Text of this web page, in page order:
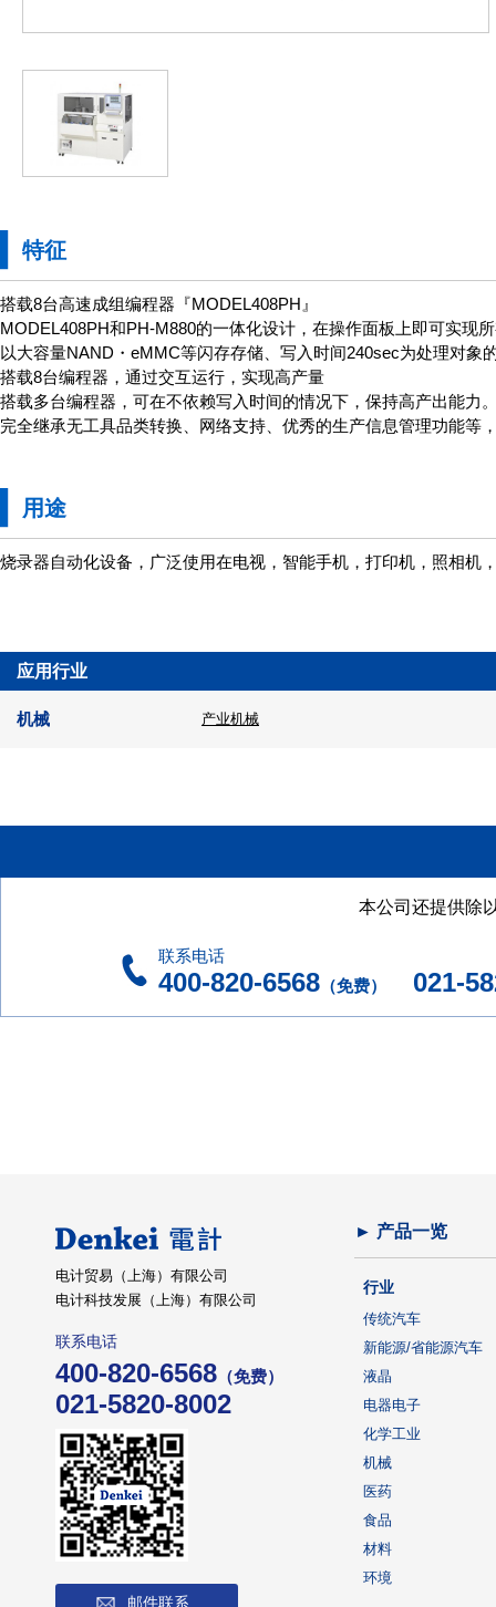
特征
搭载8台高速成组编程器『MODEL408PH』
MODEL408PH和PH-M880的一体化设计，在操作面板上即可实现
以大容量NAND・eMMC等闪存存储、写入时间240sec为处理对象
搭载8台编程器，通过交互运行，实现高产量
搭载多台编程器，可在不依赖写入时间的情况下，保持高产出能力
完全继承无工具品类转换、网络支持、优秀的生产信息管理功能等
用途
烧录器自动化设备，广泛使用在电视，智能手机，打印机，照相机
应用行业
机械 产业机械
本公司还提供除
联系电话
400-820-6568 （免费） 021-
电计贸易（上海）有限公司
电计科技发展（上海）有限公司
联系电话
400-820-6568 （免费）
021-5820-8002
邮件联系
► 产品一览
行业
传统汽车
新能源/省能源汽车
液晶
电器电子
化学工业
机械
医药
食品
材料
环境